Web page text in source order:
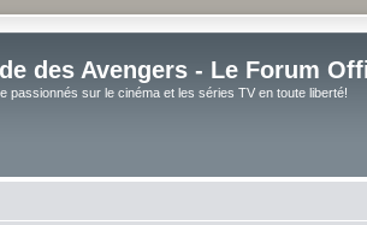
des Avengers - Le Forum
passionnés sur le cinéma et les séries TV en toute liberté!